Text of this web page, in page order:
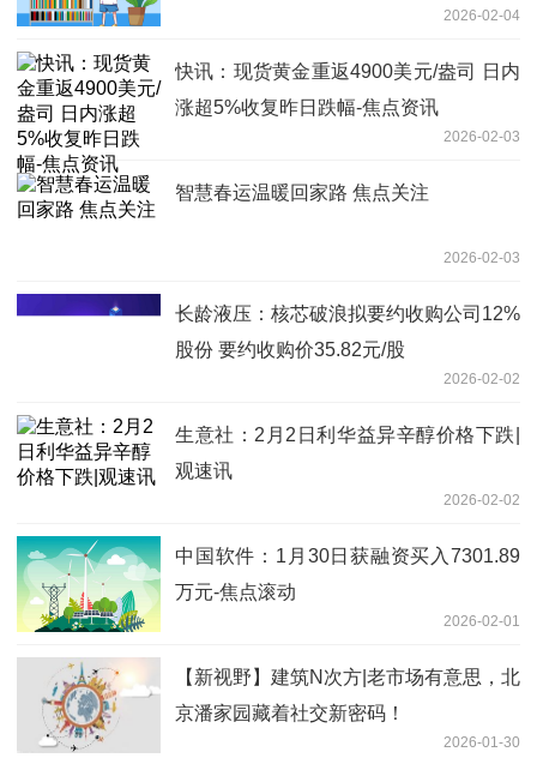
2026-02-04
快讯：现货黄金重返4900美元/盎司 日内
涨超5%收复昨日跌幅-焦点资讯
2026-02-03
智慧春运温暖回家路 焦点关注
2026-02-03
长龄液压：核芯破浪拟要约收购公司12%
股份 要约收购价35.82元/股
2026-02-02
生意社：2月2日利华益异辛醇价格下跌|
观速讯
2026-02-02
中国软件：1月30日获融资买入7301.89
万元-焦点滚动
2026-02-01
【新视野】建筑N次方|老市场有意思，北
京潘家园藏着社交新密码！
2026-01-30